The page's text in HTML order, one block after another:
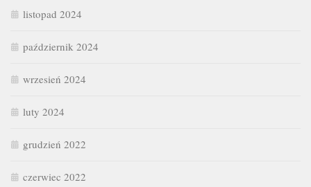
listopad 2024
październik 2024
wrzesień 2024
luty 2024
grudzień 2022
czerwiec 2022